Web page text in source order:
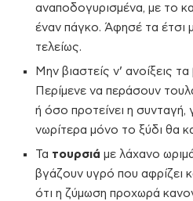
αναποδογυρισμένα, με το
έναν πάγκο. Άφησέ τα έτσι
τελείως.
Μην βιαστείς ν’ ανοίξεις
Περίμενε να περάσουν
ή όσο προτείνει η συνταγή,
νωρίτερα μόνο το ξύδι θα
Τα τουρσιά με λάχανο
βγάζουν υγρό που αφρίζει
ότι η ζύμωση προχωρά